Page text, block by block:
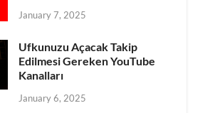
January 7, 2025
Ufkunuzu Açacak Takip
Edilmesi Gereken YouTube
Kanalları
January 6, 2025